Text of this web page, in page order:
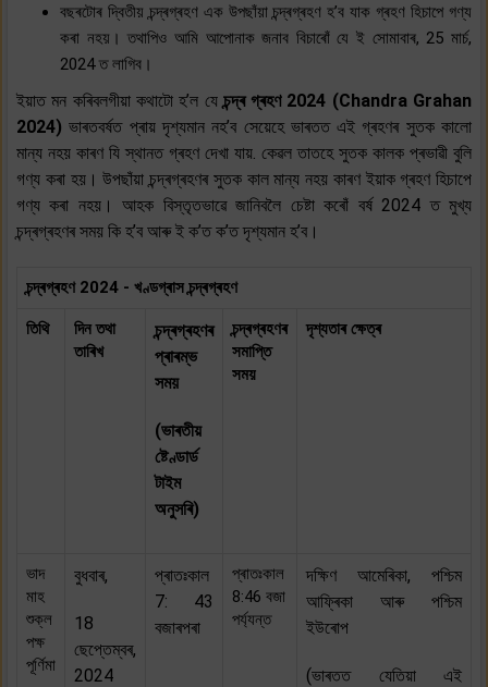
বছৰটোৰ দ্বিতীয় চন্দ্ৰগ্ৰহণ এক উপছাঁয়া চন্দ্ৰগ্ৰহণ হ’ব যাক গ্ৰহণ হিচাপে গণ্য
কৰা নহয়। তথাপিও আমি আপোনাক জনাব বিচাৰোঁ যে ই সোমাবাৰ, 25 মাৰ্চ,
2024 ত লাগিব।
ইয়াত মন কৰিবলগীয়া কথাটো হ’ল যেচন্দ্ৰ গ্ৰহণ 2024 (Chandra Grahan
2024)ভাৰতবৰ্ষত প্ৰায় দৃশ্যমান নহ’ব সেয়েহে ভাৰতত এই গ্ৰহণৰ সুতক কালো
মান্য নহয় কাৰণ যি স্থানত গ্ৰহণ দেখা যায়. কেৱল তাতহে সুতক কালক প্ৰভাৱী বুলি
গণ্য কৰা হয়। উপছাঁয়া চন্দ্ৰগ্ৰহণৰ সুতক কাল মান্য নহয় কাৰণ ইয়াক গ্ৰহণ হিচাপে
গণ্য কৰা নহয়। আহক বিস্তৃতভাৱে জানিবলৈ চেষ্টা কৰোঁ বৰ্ষ 2024 ত মুখ্য
চন্দ্ৰগ্ৰহণৰ সময় কি হ’ব আৰু ই ক’ত ক’ত দৃশ্যমান হ’ব।
চন্দ্ৰগ্ৰহণ 2024 - খণ্ডগ্ৰাস চন্দ্ৰগ্ৰহণ
তিথি
দিন তথা
তাৰিখ
চন্দ্ৰগ্ৰহণৰ
প্ৰাৰম্ভ
সময়
(ভাৰতীয়
ষ্টেণ্ডাৰ্ড
টাইম
অনুসৰি)
চন্দ্ৰগ্ৰহণৰ
সমাপ্তি
সময়
দৃশ্যতাৰ ক্ষেত্ৰ
ভাদ
মাহ
শুক্ল
পক্ষ
পূৰ্ণিমা
বুধবাৰ,
18
ছেপ্তেম্বৰ,
2024
প্ৰাতঃকাল
7: 43
বজাৰপৰা
প্ৰাতঃকাল
8:46 বজা
পৰ্য্যন্ত
দক্ষিণ আমেৰিকা, পশ্চিম
আফ্ৰিকা আৰু পশ্চিম
ইউৰোপ
(ভাৰতত যেতিয়া এই